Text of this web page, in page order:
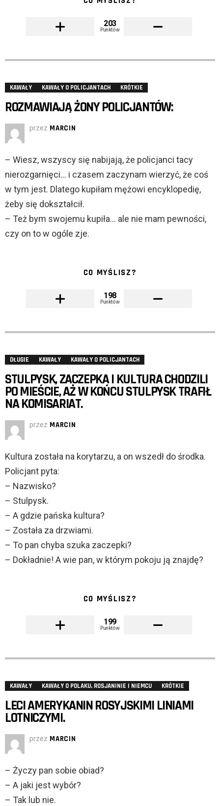
203
Punktów
KAWAŁY KAWAŁY O POLICJANTACH KRÓTKIE
ROZMAWIAJĄ ŻONY POLICJANTÓW:
przez MARCIN
– Wiesz, wszyscy się nabijają, że policjanci tacy
nierozgarnięci… i czasem zaczynam wierzyć, że coś
w tym jest. Dlatego kupiłam mężowi encyklopedię,
żeby się dokształcił.
– Też bym swojemu kupiła… ale nie mam pewności,
czy on to w ogóle zje.
CO MYŚLISZ?
198
Punktów
DŁUGIE KAWAŁY KAWAŁY O POLICJANTACH
STULPYSK, ZACZEPKA I KULTURA CHODZILI
PO MIEŚCIE, AŻ W KOŃCU STULPYSK TRAFIŁ
NA KOMISARIAT.
przez MARCIN
Kultura została na korytarzu, a on wszedł do środka.
Policjant pyta:
– Nazwisko?
– Stulpysk.
– A gdzie pańska kultura?
– Została za drzwiami.
– To pan chyba szuka zaczepki?
– Dokładnie! A wie pan, w którym pokoju ją znajdę?
CO MYŚLISZ?
199
Punktów
KAWAŁY KAWAŁY O POLAKU, ROSJANINIE I NIEMCU KRÓTKIE
LECI AMERYKANIN ROSYJSKIMI LINIAMI
LOTNICZYMI.
przez MARCIN
– Życzy pan sobie obiad?
– A jaki jest wybór?
– Tak lub nie.